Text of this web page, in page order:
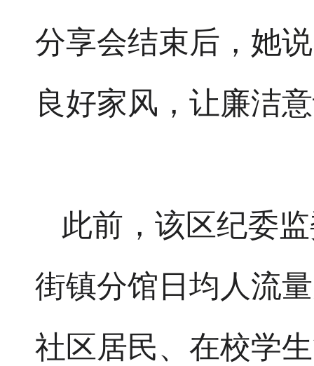
分享会结束后，她
良好家风，让廉洁
此前，该区纪委
街镇分馆日均人流
社区居民、在校学